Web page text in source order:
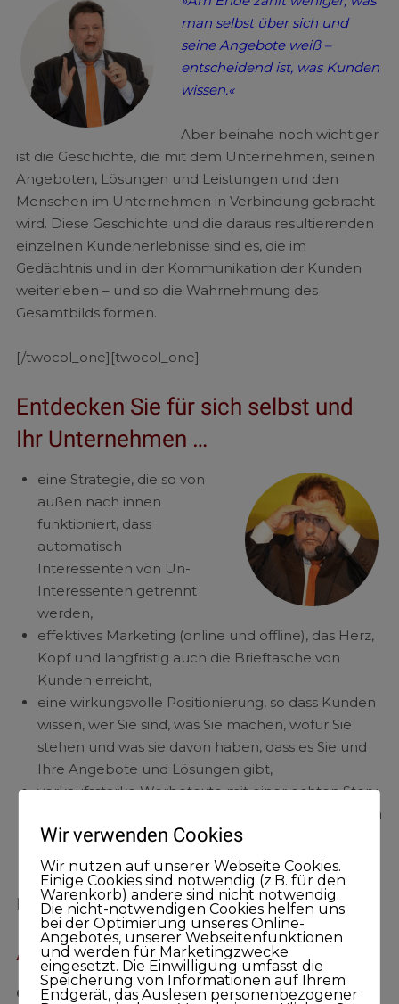
man selbst über sich und
seine Angebote weiß –
entscheidend ist, was Kunden
wissen.«
Aber beinahe noch wichtiger
ist die Geschichte, die mit dem Unternehmen, seinen
Angeboten, Lösungen und Leistungen und den
Menschen im Unternehmen in Verbindung gebracht
wird. Diese Geschichte und die daraus resultierenden
einzelnen Kundenerlebnisse sind es, die im
Gedächtnis und in der Kommunikation der Kunden
weiterleben – und so die Wahrnehmung des
Gesamtbilds formen.
[/twocol_one][twocol_one]
Entdecken Sie für sich selbst und
Ihr Unternehmen …
eine Strategie, die so von
außen nach innen
funktioniert, dass
automatisch
Interessenten von Un-
Interessenten getrennt
werden,
effektives Marketing (online und offline), das Herz,
Kopf und langfristig auch die Brieftasche von
Kunden erreicht,
eine wirkungsvolle Positionierung, so dass Kunden
wissen, wer Sie sind, was Sie machen, wofür Sie
stehen und was sie davon haben, dass es Sie und
Ihre Angebote und Lösungen gibt,
verkaufsstarke Werbetexte mit einer echten Story,
die Aufmerksamkeit erregt, Interesse weckt, Ideen
in den Kundenköpfen entzündet und am Ende
eine Aktion auslöst.
[/twocol_one][twocol_one]
Ablaufplan
09:00 – 10:30 Uhr
Wir verwenden Cookies
Wir nutzen auf unserer Webseite Cookies.
Einige Cookies sind notwendig (z.B. für den
Warenkorb) andere sind nicht notwendig.
Die nicht-notwendigen Cookies helfen uns
bei der Optimierung unseres Online-
Angebotes, unserer Webseitenfunktionen
und werden für Marketingzwecke
eingesetzt. Die Einwilligung umfasst die
Speicherung von Informationen auf Ihrem
Endgerät, das Auslesen personenbezogener